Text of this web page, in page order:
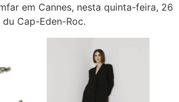
em Cannes, nesta quinta-feira, 26
Cap-Eden-Roc.